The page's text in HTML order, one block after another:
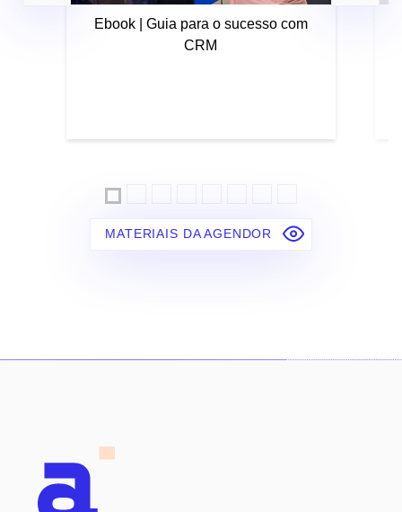
Ebook | Guia para o sucesso com
CRM
MATERIAIS DA AGENDOR